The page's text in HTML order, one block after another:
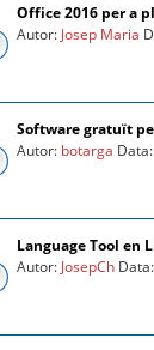
Office 2016 per a
Autor: Josep Maria
Software gratuït
Autor: botarga
Language Tool en
Autor: JosepCh